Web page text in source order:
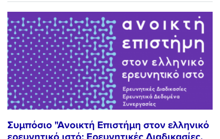
Συμπόσιο "Ανοικτή Επιστήμη στον ελληνικό